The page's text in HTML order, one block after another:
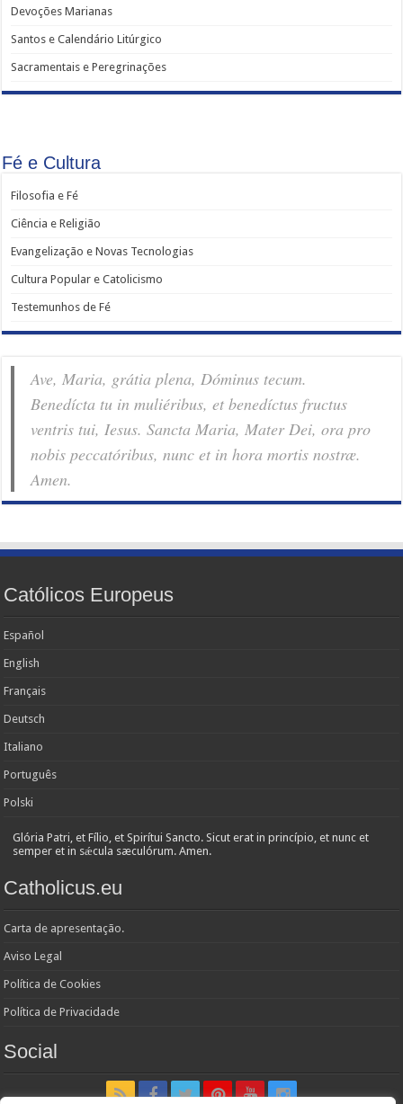
Devoções Marianas
Santos e Calendário Litúrgico
Sacramentais e Peregrinações
Fé e Cultura
Filosofia e Fé
Ciência e Religião
Evangelização e Novas Tecnologias
Cultura Popular e Catolicismo
Testemunhos de Fé
Ave, Maria, grátia plena, Dóminus tecum.
Benedícta tu in muliéribus, et benedíctus fructus
ventris tui, Iesus. Sancta Maria, Mater Dei, ora pro
nobis pec­ca­tóribus, nunc et in hora mortis nostræ.
Amen.
Católicos Europeus
Español
English
Français
Deutsch
Italiano
Português
Polski
Glória Patri, et Fílio, et Spirítui Sancto. Sicut erat in princípio, et nunc et
semper et in sǽcula sæculórum. Amen.
Catholicus.eu
Carta de apresentação.
Aviso Legal
Política de Cookies
Política de Privacidade
Social